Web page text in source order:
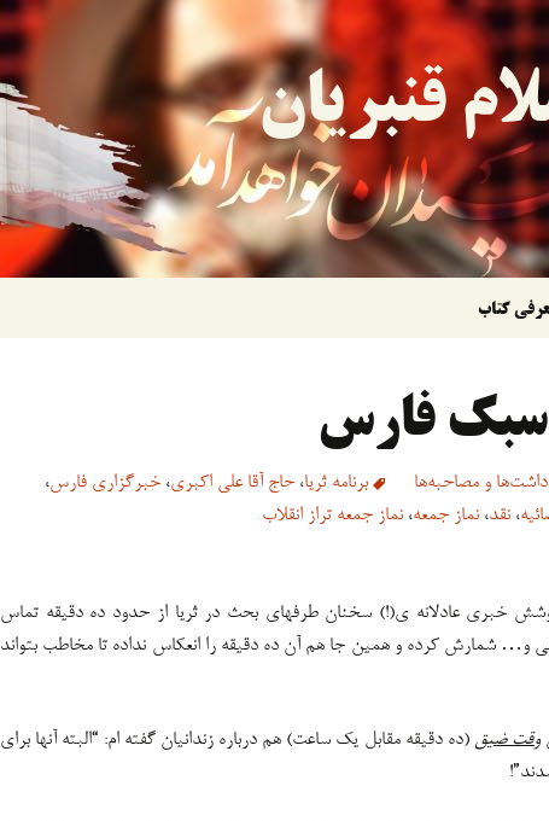
قنبریان
کتاب
سبک فارس
و مصاحبه‌ها برنامه ثریا، حاج آقا علی اکبری، خبرگزاری فارس،
، نقد، نماز جمعه، نماز جمعه تراز انقلاب
خبری عادلانه ی(!) سخنان طرفهای بحث در ثریا از حدود ده دقیقه تماس
و… شمارش کرده و همین جا هم آن ده دقیقه را انعکاس نداده تا مخاطب بتواند
وقت ضیق (ده دقیقه مقابل یک ساعت) هم درباره زندانیان گفته ام: “البته آنها برای